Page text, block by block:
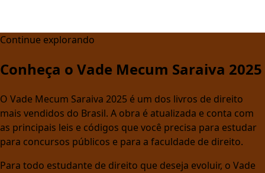
Continue explorando
Conheça o Vade Mecum Saraiva 2025
O Vade Mecum Saraiva 2025 é um dos livros de direito
mais vendidos do Brasil. A obra é atualizada e conta com
as principais leis e códigos que você precisa para estudar
para concursos públicos e para a faculdade de direito.
Para todo estudante de direito que deseja evoluir, o Vade